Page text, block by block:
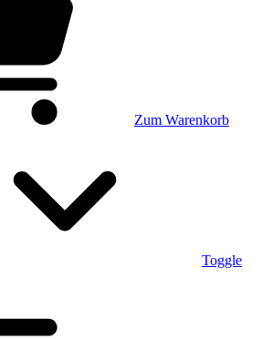
Zum Warenkorb
Toggle